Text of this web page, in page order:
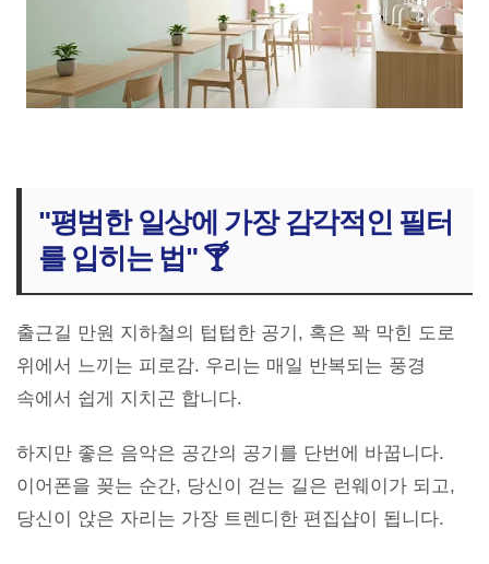
"평범한 일상에 가장 감각적인 필터
를 입히는 법" 🍸
출근길 만원 지하철의 텁텁한 공기, 혹은 꽉 막힌 도로
위에서 느끼는 피로감. 우리는 매일 반복되는 풍경
속에서 쉽게 지치곤 합니다.
하지만 좋은 음악은 공간의 공기를 단번에 바꿉니다.
이어폰을 꽂는 순간, 당신이 걷는 길은 런웨이가 되고,
당신이 앉은 자리는 가장 트렌디한 편집샵이 됩니다.